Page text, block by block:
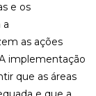
e os
a
as ações
implementação
que as áreas